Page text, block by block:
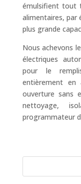
émulsifient tout
alimentaires, par
plus grande
Nous achevons
électriques
pour le
entièrement en
ouverture sans
nettoyage,
programmateur